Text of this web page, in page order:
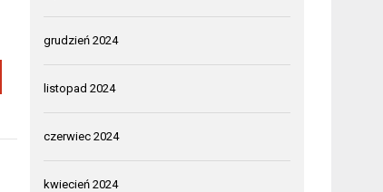
grudzień 2024
listopad 2024
czerwiec 2024
kwiecień 2024